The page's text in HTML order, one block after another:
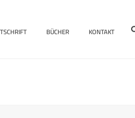
BÜCHER KONTAKT